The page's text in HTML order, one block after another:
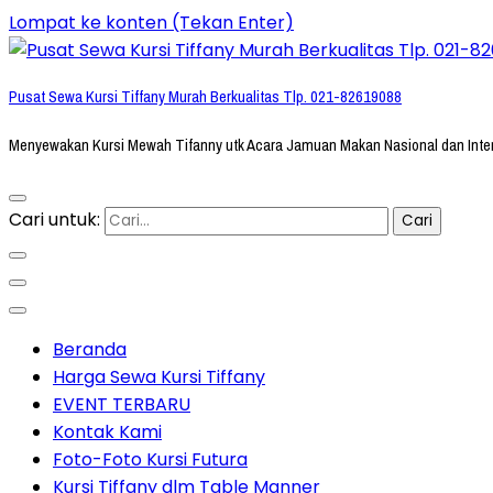
Lompat ke konten (Tekan Enter)
Pusat Sewa Kursi Tiffany Murah Berkualitas Tlp. 021-82619088
Menyewakan Kursi Mewah Tifanny utk Acara Jamuan Makan Nasional dan
Cari untuk:
Beranda
Harga Sewa Kursi Tiffany
EVENT TERBARU
Kontak Kami
Foto-Foto Kursi Futura
Kursi Tiffany dlm Table Manner